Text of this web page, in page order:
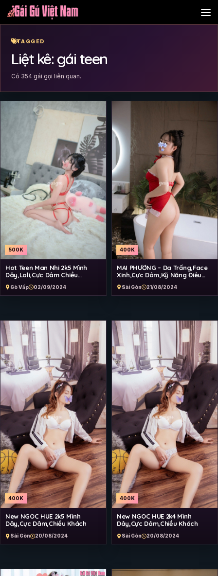
Skip to content
TAGGED
Liệt kê: gái teen
Có 354 gái gọi liên quan.
500K
Hot Teen Man Nhi 2k5 Mình
Dây,Loli,Cực Dâm Chiều
Chuộng
Gò Vấp 02/09/2024
400K
MAI PHƯƠNG – Da Trấng,Face
Xinh,Cực Dâm,Kỹ Năng Điêu
Luyện
Sài Gòn 21/08/2024
400K
New NGOC HUE 2k5 Mình
Dây,Cực Dâm,Chiều Khách
Sài Gòn 20/08/2024
400K
New NGOC HUE 2k4 Mình
Dây,Cực Dâm,Chiều Khách
Sài Gòn 20/08/2024